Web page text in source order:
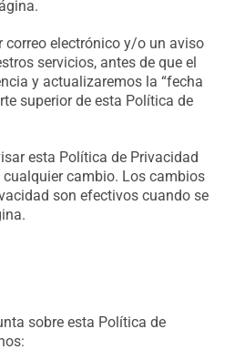
correo electrónico y/o un aviso
servicios, antes de que el
y actualizaremos la “fecha
superior de esta Política de
esta Política de Privacidad
cambio. Los cambios
son efectivos cuando se
sobre esta Política de